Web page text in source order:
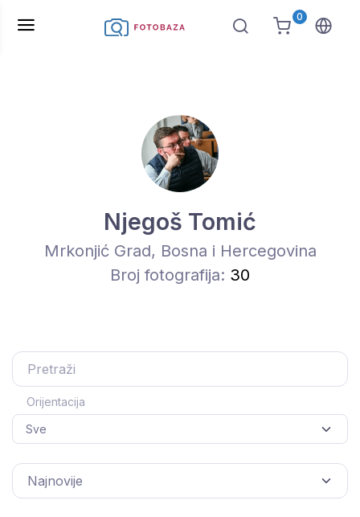
0
Njegoš Tomić
Mrkonjić Grad, Bosna i Hercegovina
Broj fotografija: 30
Orijentacija